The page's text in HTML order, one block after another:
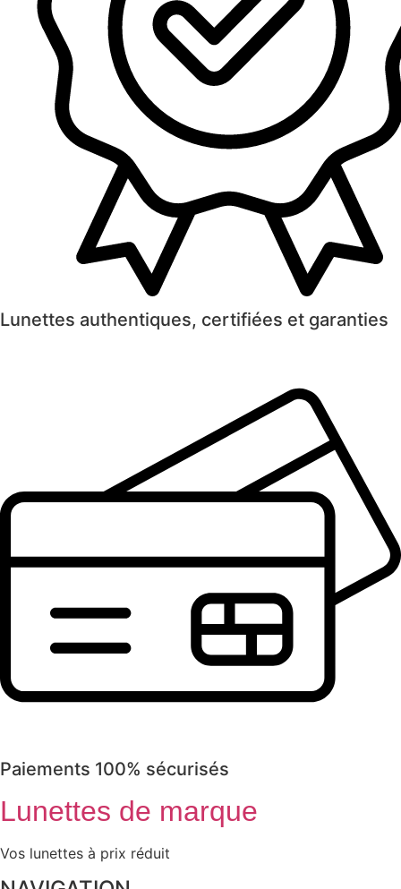
Lunettes authentiques, certifiées et garanties
Paiements 100% sécurisés
Lunettes de marque
Vos lunettes à prix réduit